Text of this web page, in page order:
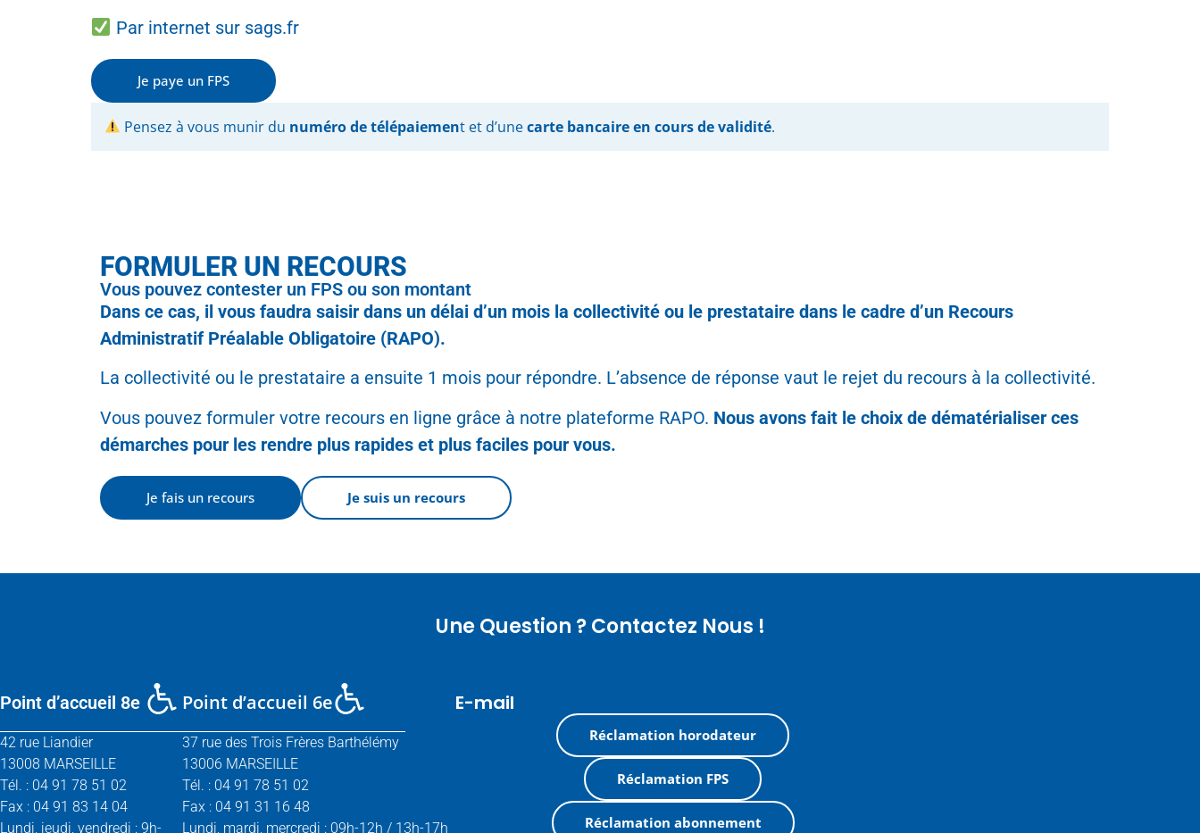
Par internet sur sags.fr
Je paye un FPS
Pensez à vous munir du numéro de télépaiement et d’unecarte bancaire en cours de validité.
FORMULER UN RECOURS
Vous pouvez contester un FPS ou son montant
Dans ce cas, il vous faudra saisir dans un délai d’un mois la collectivité ou le prestataire dans le cadre d’un Recours
Administratif Préalable Obligatoire (RAPO).
La collectivité ou le prestataire a ensuite 1 mois pour répondre. L’absence de réponse vaut le rejet du recours à la collectivité.
Vous pouvez formuler votre recours en ligne grâce à notre plateforme RAPO. Nous avons fait le choix de dématérialiser ces
démarches pour les rendre plus rapides et plus faciles pour vous.
Je fais un recours Je suis un recours
Une Question ? Contactez Nous !
Point d’accueil 8e
42 rue Liandier
13008 MARSEILLE
Tél. : 04 91 78 51 02
Fax : 04 91 83 14 04
Lundi, jeudi, vendredi : 9h-
Point d’accueil 6e
37 rue des Trois Frères Barthélémy
13006 MARSEILLE
Tél. : 04 91 78 51 02
Fax : 04 91 31 16 48
Lundi, mardi, mercredi : 09h-12h / 13h-17h
E-mail
Réclamation horodateur
Réclamation FPS
Réclamation abonnement